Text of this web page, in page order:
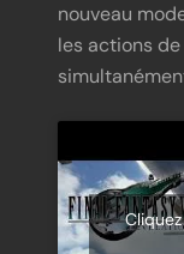
nouveau
les actions